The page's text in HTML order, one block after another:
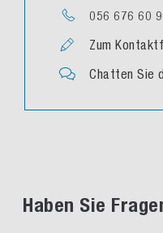
056 676 60
Zum
Chatten Sie
Haben Sie